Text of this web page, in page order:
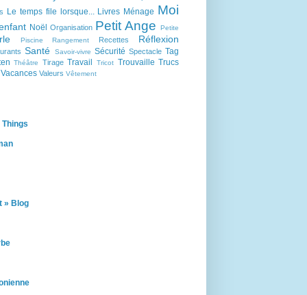
Le temps file lorsque... Livres Ménage Moi
Noël Organisation Petit Ange Petite
Piscine Rangement Recettes Réflexion
Santé Savoir-vivre Sécurité Spectacle Tag
Théâtre Tirage Travail Tricot Trouvaille Trucs
Vacances Valeurs Vêtement
» Blog